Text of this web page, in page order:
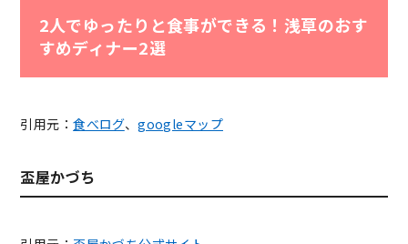
2人でゆったりと食事ができる！浅草のおす
すめディナー2選
引用元：食べログ、googleマップ
盃屋かづち